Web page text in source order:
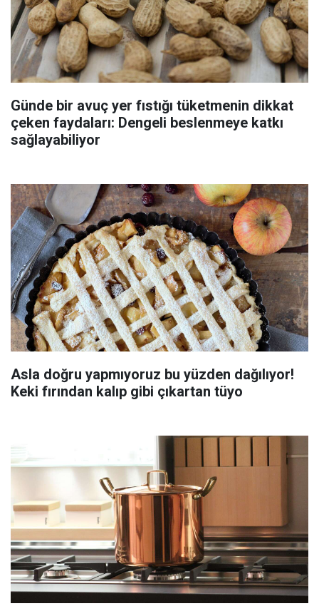
Günde bir avuç yer fıstığı tüketmenin dikkat
çeken faydaları: Dengeli beslenmeye katkı
sağlayabiliyor
Asla doğru yapmıyoruz bu yüzden dağılıyor!
Keki fırından kalıp gibi çıkartan tüyo